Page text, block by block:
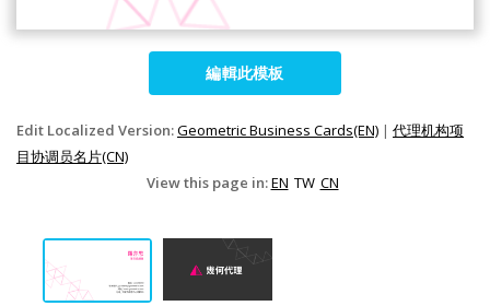
編輯此模板
Edit Localized Version:Geometric Business Cards(EN) | 代理机构项
目协调员名片(CN)
View this page in:EN TW CN